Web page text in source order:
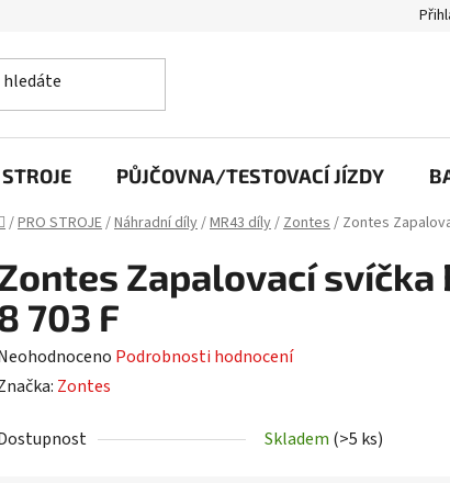
údajů
PŮJČOVNA/TESTOVACÍ JÍZDY
Domů
/PRO STROJE/Náhradní díly/MR43 díly/Zontes/ Zontes
Zapalovací svíčka
703 F
Podrobnosti hodnocení
Zontes
Skladem (>5 ks)